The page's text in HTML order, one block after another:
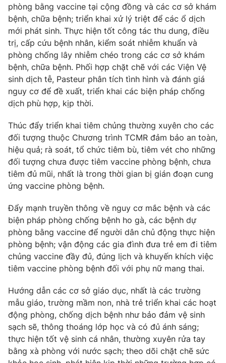
VTV Sức khoẻ Bất động sản
Thị trường 24h Tấm lòng Việt
VTV4 Vươn mình bằng AI
VTV9
Liên hệ tòa soạn English
THỜI BÁO VTV
Theo dõi báo trên
Cơ quan chủ quản: Đài Truyền hình Việt Nam
Giấy phép hoạt động báo in và báo điện tử số 483/GP-BTTTT
cấp ngày 29/12/2023
Tổng Biên tập: Vũ Thanh Thủy
Phó Tổng Biên tập:Nguyễn Thị Mỹ Hạnh, Phạm Quốc Thắng,
Nguyễn Trọng Ninh
Tổng đài VTV:024.38 355 931 - 024.38 355 932
phòng bằng vaccine tại cộng đồng và các cơ sở khám
bệnh, chữa bệnh; triển khai xử lý triệt để các ổ dịch
mới phát sinh. Thực hiện tốt công tác thu dung, điều
trị, cấp cứu bệnh nhân, kiểm soát nhiễm khuẩn và
phòng chống lây nhiễm chéo trong các cơ sở khám
bệnh, chữa bệnh. Phối hợp chặt chẽ với các Viện Vệ
sinh dịch tễ, Pasteur phân tích tình hình và đánh giá
nguy cơ để đề xuất, triển khai các biện pháp chống
dịch phù hợp, kịp thời.
Thúc đẩy triển khai tiêm chủng thường xuyên cho các
đối tượng thuộc Chương trình TCMR đảm bảo an toàn,
hiệu quả; rà soát, tổ chức tiêm bù, tiêm vét cho những
đối tượng chưa được tiêm vaccine phòng bệnh, chưa
tiêm đủ mũi, nhất là trong thời gian bị gián đoạn cung
ứng vaccine phòng bệnh.
Đẩy mạnh truyền thông về nguy cơ mắc bệnh và các
biện pháp phòng chống bệnh ho gà, các bệnh dự
phòng bằng vaccine để người dân chủ động thực hiện
phòng bệnh; vận động các gia đình đưa trẻ em đi tiêm
chủng vaccine đầy đủ, đúng lịch và khuyến khích việc
tiêm vaccine phòng bệnh đối với phụ nữ mang thai.
Hướng dẫn các cơ sở giáo dục, nhất là các trường
mẫu giáo, trường mầm non, nhà trẻ triển khai các hoạt
động phòng, chống dịch bệnh như bảo đảm vệ sinh
sạch sẽ, thông thoáng lớp học và có đủ ánh sáng;
thực hiện tốt vệ sinh cá nhân, thường xuyên rửa tay
bằng xà phòng với nước sạch; theo dõi chặt chẽ sức